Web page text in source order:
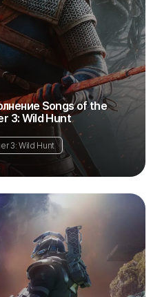
Songs of the
3: Wild Hunt
3: Wild Hunt